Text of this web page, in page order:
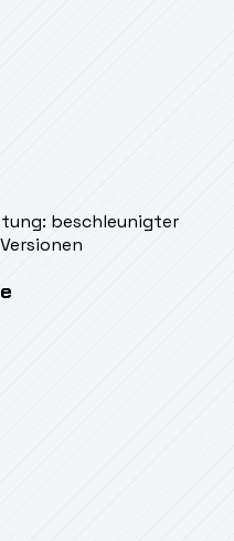
beschleunigter